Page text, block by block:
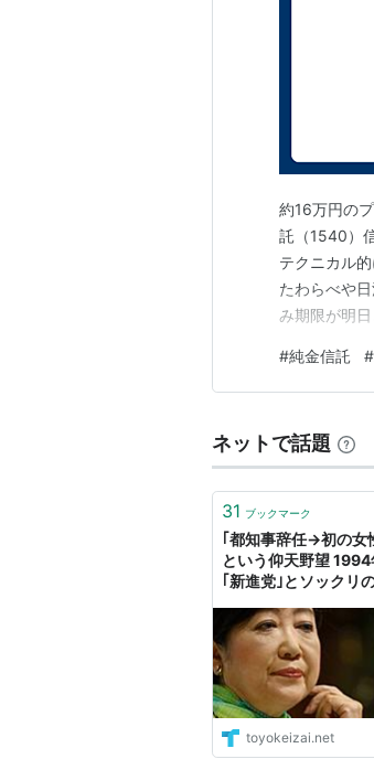
約16万円の
託（1540）
テクニカル
たわらべや
み期限が明
進党とか知
#純金信託 #
ネットで話題
31 ブックマーク
｢都知事辞任→初の女
という仰天野望
｢新進党｣とソックリ
toyokeizai.net